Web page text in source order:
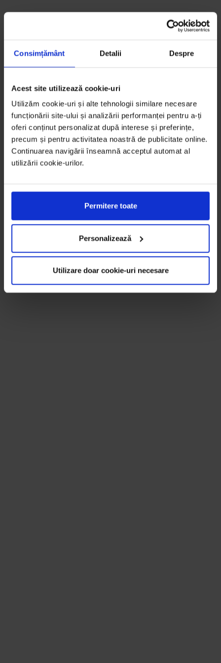
Consimțământ Detalii Despre
Acest site utilizează cookie-uri
Utilizăm cookie-uri și alte tehnologii similare necesare
funcționării site-ului și analizării performanței pentru a-ți
oferi conținut personalizat după interese și preferințe,
precum și pentru activitatea noastră de publicitate online.
Continuarea navigării înseamnă acceptul automat al
utilizării cookie-urilor.
Permitere toate
Personalizează
Utilizare doar cookie-uri necesare